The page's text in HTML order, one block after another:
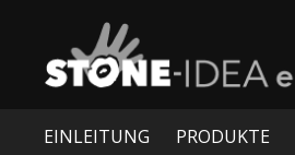
EINLEITUNG PRODUKTE